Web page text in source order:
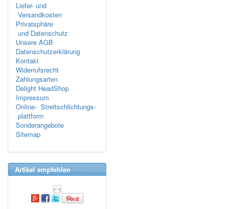
Liefer- und
Versandkosten
Privatsphäre
und Datenschutz
Unsere AGB
Datenschutzerklärung
Kontakt
Widerrufsrecht
Zahlungsarten
Delight HeadShop
Impressum
Online- Streitschlichtungs-
plattform
Sonderangebote
Sitemap
Artikel empfehlen